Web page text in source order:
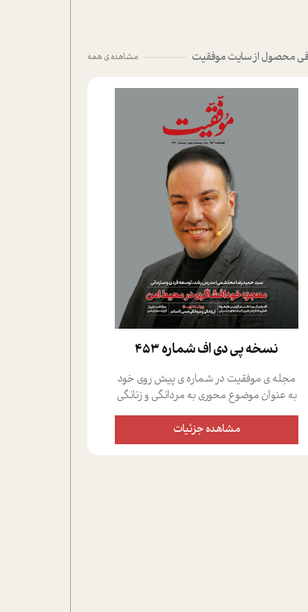
محصول از سایت موفقیت مشاهده ی همه
نسخه پي دي اف شماره 453
مجله ی موفقیت در شماره ی پیش روی خود
به عنوان موضوع محوری به مردانگی و زنانگی
سمی پرداخته است؛ علاوه بر این که؛ گفت و
گویی اختصاصی داشته ایم با فردین علیخواه،
جامعه شناس در بخش های مختلف تلاش
مشاهده جزئیات